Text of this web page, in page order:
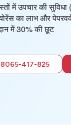
में उपचार की
का लाभ और
में 30% की छूट
8065-417-825